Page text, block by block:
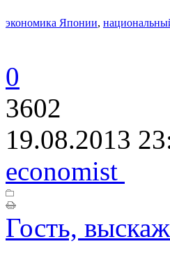
экономика Японии,
0
3602
19.08.2013
economist
Гость,